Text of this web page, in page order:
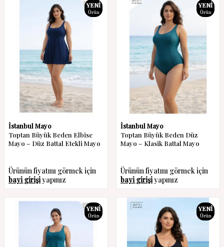
YENI
Ürün
İstanbul Mayo
Toptan Büyük Beden Elbise
Mayo – Düz Battal Etekli Mayo
Ürünün fiyatını görmek için
bayi girişiyapınız
YENI
Ürün
İstanbul Mayo
Toptan Büyük Beden Düz
Mayo – Klasik Battal Mayo
Ürünün fiyatını görmek için
bayi girişiyapınız
YENI
Ürün
YENI
Ürün